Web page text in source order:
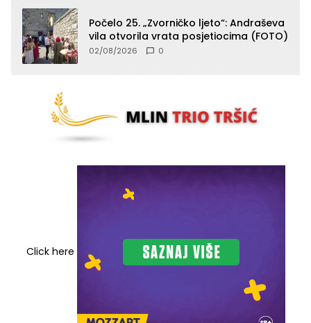
Počelo 25. „Zvorničko ljeto“: Andraševa
vila otvorila vrata posjetiocima (FOTO)
02/08/2026 0
Click here